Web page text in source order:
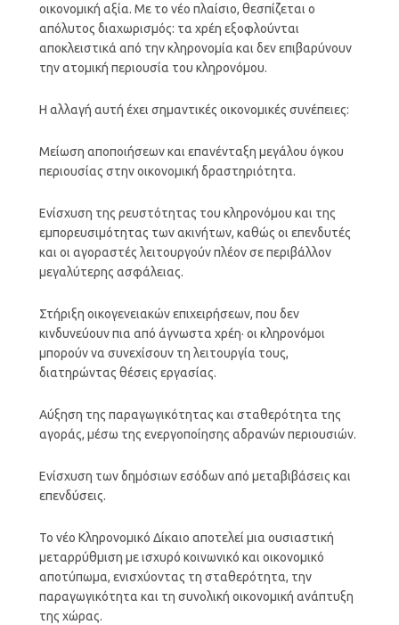
οικονομική αξία. Με το νέο πλαίσιο, θεσπίζεται ο
απόλυτος διαχωρισμός: τα χρέη εξοφλούνται
αποκλειστικά από την κληρονομία και δεν επιβαρύνουν
την ατομική περιουσία του κληρονόμου.
Η αλλαγή αυτή έχει σημαντικές οικονομικές συνέπειες:
Μείωση αποποιήσεων και επανένταξη μεγάλου όγκου
περιουσίας στην οικονομική δραστηριότητα.
Ενίσχυση της ρευστότητας του κληρονόμου και της
εμπορευσιμότητας των ακινήτων, καθώς οι επενδυτές
και οι αγοραστές λειτουργούν πλέον σε περιβάλλον
μεγαλύτερης ασφάλειας.
Στήριξη οικογενειακών επιχειρήσεων, που δεν
κινδυνεύουν πια από άγνωστα χρέη· οι κληρονόμοι
μπορούν να συνεχίσουν τη λειτουργία τους,
διατηρώντας θέσεις εργασίας.
Αύξηση της παραγωγικότητας και σταθερότητα της
αγοράς, μέσω της ενεργοποίησης αδρανών περιουσιών.
Ενίσχυση των δημόσιων εσόδων από μεταβιβάσεις και
επενδύσεις.
Το νέο Κληρονομικό Δίκαιο αποτελεί μια ουσιαστική
μεταρρύθμιση με ισχυρό κοινωνικό και οικονομικό
αποτύπωμα, ενισχύοντας τη σταθερότητα, την
παραγωγικότητα και τη συνολική οικονομική ανάπτυξη
της χώρας.